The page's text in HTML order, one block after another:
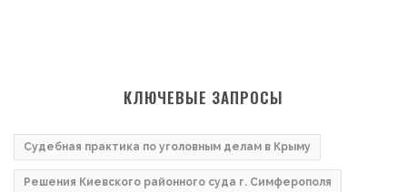
КЛЮЧЕВЫЕ ЗАПРОСЫ
Судебная практика по уголовным делам в Крыму
Решения Киевского районного суда г. Симферополя